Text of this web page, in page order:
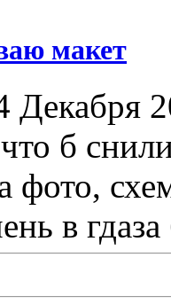
макет
Декабря
б
фото,
в